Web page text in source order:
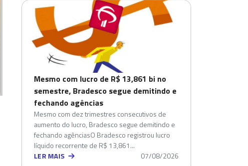
Mesmo com lucro de R$ 13,861 bi no
semestre, Bradesco segue demitindo e
fechando agências
Mesmo com dez trimestres consecutivos de
aumento do lucro, Bradesco segue demitindo e
fechando agênciasO Bradesco registrou lucro
líquido recorrente de R$ 13,861...
LER MAIS
07/08/2026